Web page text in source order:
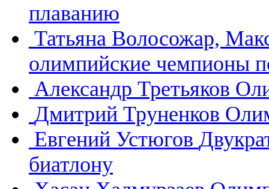
плаванию
Татьяна Волосожар,
олимпийские чемпионы
Александр Третьяков
Дмитрий Труненков
Евгений Устюгов
биатлону